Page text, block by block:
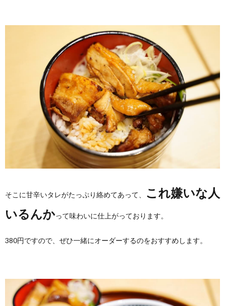
そこに甘辛いタレがたっぷり絡めてあって、
これ嫌いな人
いるんかって味わいに仕上がっております。
380円ですので、ぜひ一緒にオーダーするのをおすすめします。